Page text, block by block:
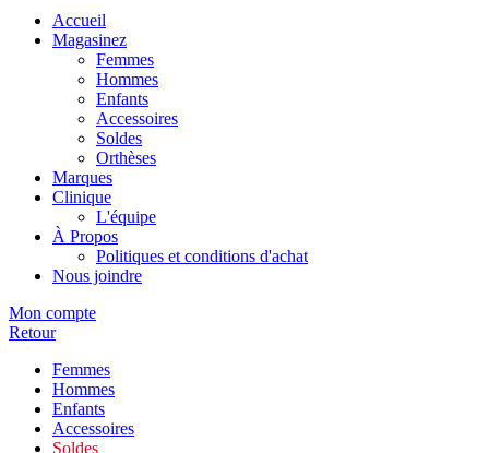
Accueil
Magasinez
Femmes
Hommes
Enfants
Accessoires
Soldes
Orthèses
Marques
Clinique
L'équipe
À Propos
Politiques et conditions d'achat
Nous joindre
Mon compte
Retour
Femmes
Hommes
Enfants
Accessoires
Soldes